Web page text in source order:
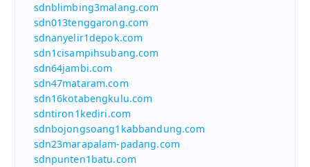
sdnblimbing3malang.com
sdn013tenggarong.com
sdnanyelir1depok.com
sdn1cisampihsubang.com
sdn64jambi.com
sdn47mataram.com
sdn16kotabengkulu.com
sdntiron1kediri.com
sdnbojongsoang1kabbandung.com
sdn23marapalam-padang.com
sdnpunten1batu.com